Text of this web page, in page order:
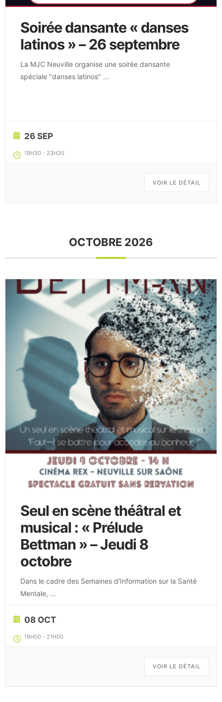
Soirée dansante « danses
latinos » – 26 septembre
La MJC Neuville organise une soirée dansante
spéciale "danses latinos" ...
26 SEP
19H30 - 23H30
VOIR LE DÉTAIL
OCTOBRE 2026
Seul en scène théâtral et
musical : « Prélude
Bettman » – Jeudi 8
octobre
Dans le cadre des Semaines d'Information sur la Santé
Mentale, ...
08 OCT
19H00 - 21H00
VOIR LE DÉTAIL